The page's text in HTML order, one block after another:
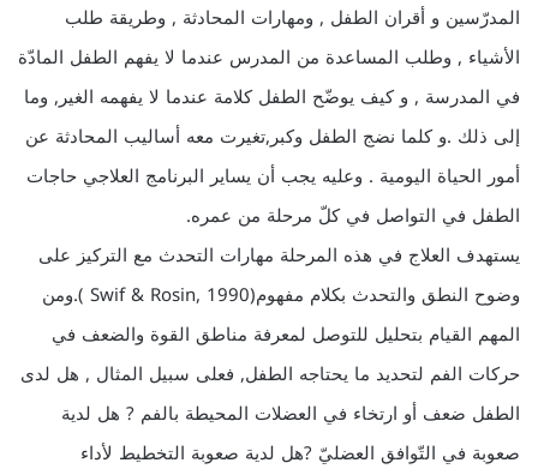
المدرّسين و أقران الطفل , ومهارات المحادثة , وطريقة طلب
الأشياء , وطلب المساعدة من المدرس عندما لا يفهم الطفل المادّة
في المدرسة , و كيف يوضّح الطفل كلامة عندما لا يفهمه الغير, وما
إلى ذلك .و كلما نضج الطفل وكبر,تغيرت معه أساليب المحادثة عن
أمور الحياة اليومية . وعليه يجب أن يساير البرنامج العلاجي حاجات
الطفل في التواصل في كلّ مرحلة من عمره.
يستهدف العلاج في هذه المرحلة مهارات التحدث مع التركيز على
وضوح النطق والتحدث بكلام مفهوم(Swif & Rosin, 1990 ).ومن
المهم القيام بتحليل للتوصل لمعرفة مناطق القوة والضعف في
حركات الفم لتحديد ما يحتاجه الطفل, فعلى سبيل المثال , هل لدى
الطفل ضعف أو ارتخاء في العضلات المحيطة بالفم ? هل لدية
صعوبة في التّوافق العضليّ ?هل لدية صعوبة التخطيط لأداء